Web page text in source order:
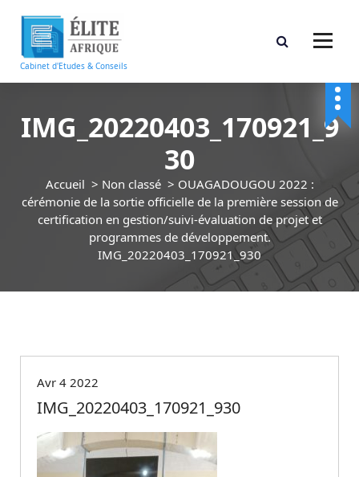
r
Cabinet d'Etudes & Conseils
IMG_20220403_170921_9
30
Accueil > Non classé> OUAGADOUGOU 2022 :
cérémonie de la sortie officielle de la première session de
certification en gestion/suivi-évaluation de projet et
programmes de développement.
IMG_20220403_170921_930
Avr 4 2022
IMG_20220403_170921_930